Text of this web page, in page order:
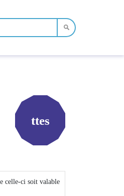
ttes
celle-ci soit valable